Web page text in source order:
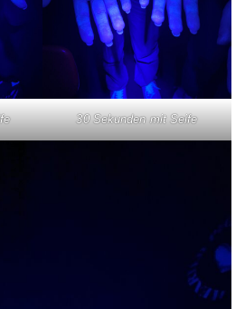
30 Sekunden mit Seife